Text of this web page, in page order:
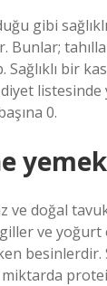
gibi
Bunlar;
bir
listesinde
0.
ve doğal
ve yoğurt
besinlerdir.